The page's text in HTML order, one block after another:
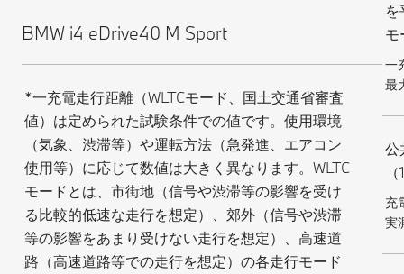
BMW i4 eDrive40 M Sport
*一充電走行距離（WLTCモード、国土交通省審査
値）は定められた試験条件での値です。使用環境
（気象、渋滞等）や運転方法（急発進、エアコン
使用等）に応じて数値は大きく異なります。WLTC
モードとは、市街地（信号や渋滞等の影響を受け
る比較的低速な走行を想定）、郊外（信号や渋滞
等の影響をあまり受けない走行を想定）、高速道
路（高速道路等での走行を想定）の各走行モード
モ
一
最
公
充
実